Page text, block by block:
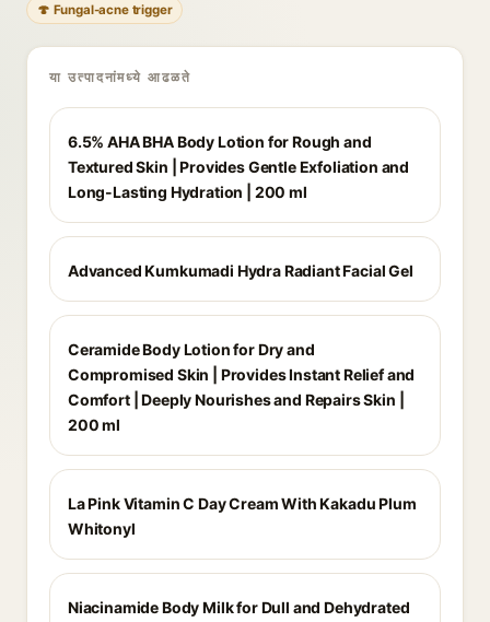
🍄 Fungal-acne trigger
या उत्पादनांमध्ये आढळते
6.5% AHA BHA Body Lotion for Rough and
Textured Skin | Provides Gentle Exfoliation and
Long-Lasting Hydration | 200 ml
Advanced Kumkumadi Hydra Radiant Facial Gel
Ceramide Body Lotion for Dry and
Compromised Skin | Provides Instant Relief and
Comfort | Deeply Nourishes and Repairs Skin |
200 ml
La Pink Vitamin C Day Cream With Kakadu Plum
Whitonyl
Niacinamide Body Milk for Dull and Dehydrated